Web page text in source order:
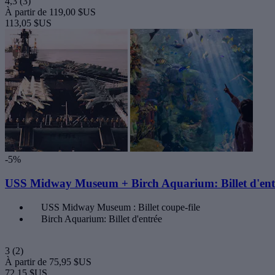
À partir de 119,00 $US
113,05 $US
-5%
USS Midway Museum + Birch Aquarium: Billet
USS Midway Museum : Billet coupe-file
Birch Aquarium: Billet d'entrée
3 (2)
À partir de 75,95 $US